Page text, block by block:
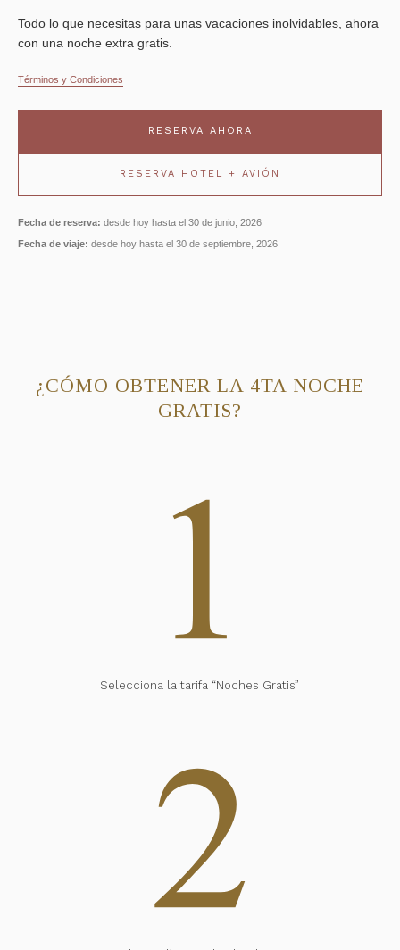
Todo lo que necesitas para unas vacaciones inolvidables, ahora
con una noche extra gratis.
Términos y Condiciones
RESERVA AHORA
RESERVA HOTEL + AVIÓN
Fecha de reserva: desde hoy hasta el 30 de junio, 2026
Fecha de viaje: desde hoy hasta el 30 de septiembre, 2026
¿CÓMO OBTENER LA 4TA NOCHE
GRATIS?
Selecciona la tarifa “Noches Gratis”